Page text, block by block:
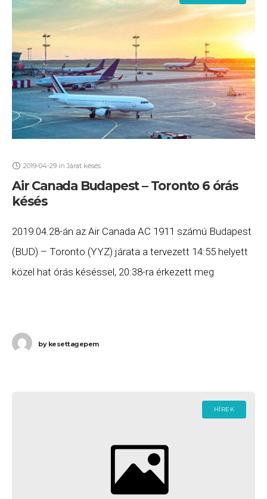
2019-04-29 in Járat késés
Air Canada Budapest – Toronto 6 órás
késés
2019.04.28-án az Air Canada AC 1911 számú Budapest
(BUD) – Toronto (YYZ) járata a tervezett 14:55 helyett
közel hat órás késéssel, 20:38-ra érkezett meg
bykesettagepem
HÍREK